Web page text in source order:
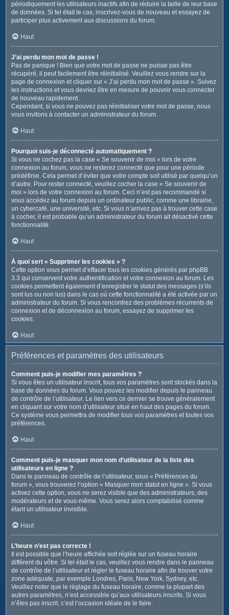
périodiquement les utilisateurs inactifs afin de réduire la taille de leur base
de données. Si tel était le cas, inscrivez-vous de nouveau et essayez de
participer plus activement aux discussions du forum.
Haut
J’ai perdu mon mot de passe !
Pas de panique ! Bien que votre mot de passe ne puisse pas être
récupéré, il peut facilement être réinitialisé. Veuillez vous rendre sur la
page de connexion et cliquer sur « J’ai perdu mon mot de passe ». Suivez
les instructions et vous devriez être en mesure de pouvoir vous connecter
de nouveau rapidement.
Cependant, si vous ne pouvez pas réinitialiser votre mot de passe, nous
vous invitons à contacter un administrateur du forum.
Haut
Pourquoi suis-je déconnecté automatiquement ?
Si vous ne cochez pas la case « Se souvenir de moi » lors de votre
connexion au forum, vous ne resterez connecté que pour une période
prédéfinie. Cela permet d’éviter que votre compte soit utilisé par quelqu’un
d’autre. Pour rester connecté, veuillez cocher la case « Se souvenir de
moi » lors de votre connexion au forum. Ceci n’est pas recommandé si
vous accédez au forum depuis un ordinateur public, comme une librairie,
un cybercafé, une université, etc. Si vous n’arrivez pas à trouver cette case
à cocher, il est probable qu’un administrateur du forum ait désactivé cette
fonctionnalité.
Haut
À quoi sert « Supprimer les cookies » ?
Cette option vous permet d’effacer tous les cookies générés par phpBB
3.3 qui conservent votre authentification et votre connexion au forum. Les
cookies permettent également d’enregistrer le statut des messages (s’ils
sont lus ou non lus) dans le cas où cette fonctionnalité a été activée par un
administrateur du forum. Si vous rencontrez des problèmes récurrents de
connexion et de déconnexion au forum, essayez de supprimer les
cookies.
Haut
Préférences et paramètres des utilisateurs
Comment puis-je modifier mes paramètres ?
Si vous êtes un utilisateur inscrit, tous vos paramètres sont stockés dans la
base de données du forum. Vous pouvez les modifier depuis le panneau
de contrôle de l’utilisateur. Le lien vers ce dernier se trouve généralement
en cliquant sur votre nom d’utilisateur situé en haut des pages du forum.
Ce système vous permettra de modifier tous vos paramètres et toutes vos
préférences.
Haut
Comment puis-je masquer mon nom d’utilisateur de la liste des
utilisateurs en ligne ?
Dans le panneau de contrôle de l’utilisateur, sous « Préférences du
forum », vous trouverez l’option « Masquer mon statut en ligne ». Si vous
activez cette option, vous ne serez visible que des administrateurs, des
modérateurs et de vous-même. Vous serez alors comptabilisé comme
étant un utilisateur invisible.
Haut
L’heure n’est pas correcte !
Il est possible que l’heure affichée soit réglée sur un fuseau horaire
différent du vôtre. Si tel était le cas, veuillez vous rendre dans le panneau
de contrôle de l’utilisateur et régler le fuseau horaire afin de trouver votre
zone adéquate, par exemple Londres, Paris, New York, Sydney, etc.
Veuillez noter que le réglage du fuseau horaire, comme la plupart des
autres paramètres, n’est accessible qu’aux utilisateurs inscrits. Si vous
n’êtes pas inscrit, c’est l’occasion idéale de le faire.